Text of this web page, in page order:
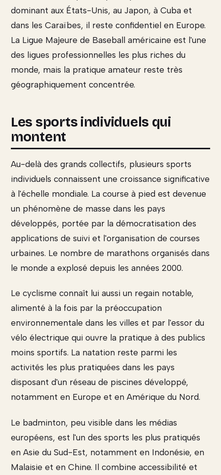
dominant aux États-Unis, au Japon, à Cuba et
dans les Caraïbes, il reste confidentiel en Europe.
La Ligue Majeure de Baseball américaine est l'une
des ligues professionnelles les plus riches du
monde, mais la pratique amateur reste très
géographiquement concentrée.
Les sports individuels qui
montent
Au-delà des grands collectifs, plusieurs sports
individuels connaissent une croissance significative
à l'échelle mondiale. La course à pied est devenue
un phénomène de masse dans les pays
développés, portée par la démocratisation des
applications de suivi et l'organisation de courses
urbaines. Le nombre de marathons organisés dans
le monde a explosé depuis les années 2000.
Le cyclisme connaît lui aussi un regain notable,
alimenté à la fois par la préoccupation
environnementale dans les villes et par l'essor du
vélo électrique qui ouvre la pratique à des publics
moins sportifs. La natation reste parmi les
activités les plus pratiquées dans les pays
disposant d'un réseau de piscines développé,
notamment en Europe et en Amérique du Nord.
Le badminton, peu visible dans les médias
européens, est l'un des sports les plus pratiqués
en Asie du Sud-Est, notamment en Indonésie, en
Malaisie et en Chine. Il combine accessibilité et